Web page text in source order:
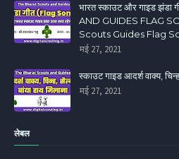
भारत स्काउट और गाइड झंडा
AND GUIDES FLAG
Scouts Guides Flag
मई 27, 2021
स्काउट गाइड आदर्श वाक्य,
मई 27, 2021
लेबल